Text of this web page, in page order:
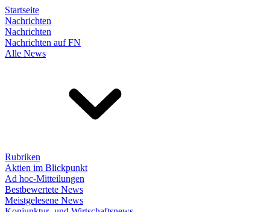
Startseite
Nachrichten
Nachrichten
Nachrichten auf FN
Alle News
Rubriken
Aktien im Blickpunkt
Ad hoc-Mitteilungen
Bestbewertete News
Meistgelesene News